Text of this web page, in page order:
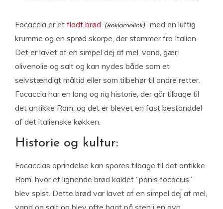
Focaccia er et fladt brød
med en luftig
krumme og en sprød skorpe, der stammer fra Italien.
Det er lavet af en simpel dej af mel, vand, gær,
olivenolie og salt og kan nydes både som et
selvstændigt måltid eller som tilbehør til andre retter.
Focaccia har en lang og rig historie, der går tilbage til
det antikke Rom, og det er blevet en fast bestanddel
af det italienske køkken.
Historie og kultur:
Focaccias oprindelse kan spores tilbage til det antikke
Rom, hvor et lignende brød kaldet “panis focacius”
blev spist. Dette brød var lavet af en simpel dej af mel,
vand og salt og blev ofte bagt på sten i en ovn.